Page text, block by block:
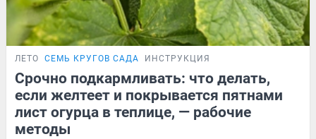
ЛЕТО СЕМЬ КРУГОВ САДА ИНСТРУКЦИЯ
Срочно подкармливать: что делать,
если желтеет и покрывается пятнами
лист огурца в теплице, — рабочие
методы